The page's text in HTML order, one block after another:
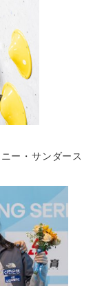
ー・サンダース